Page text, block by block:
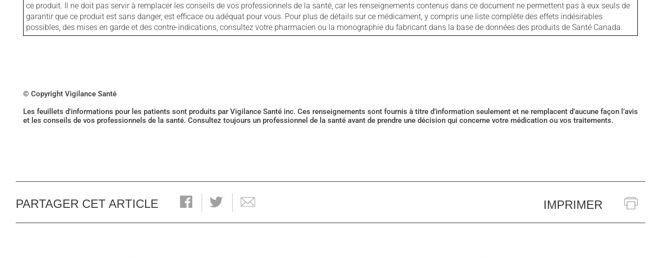
ce produit. Il ne doit pas servir à remplacer les conseils de vos professionnels de la santé, car les renseignements contenus dans ce document ne permettent pas à eux seuls de
garantir que ce produit est sans danger, est efficace ou adéquat pour vous. Pour plus de détails sur ce médicament, y compris une liste complète des effets indésirables
possibles, des mises en garde et des contre-indications, consultez votre pharmacien ou la monographie du fabricant dans la base de données des produits de Santé Canada.
© Copyright Vigilance Santé
Les feuillets d'informations pour les patients sont produits par Vigilance Santé inc. Ces renseignements sont fournis à titre d’information seulement et ne remplacent d’aucune façon l’avis
et les conseils de vos professionnels de la santé. Consultez toujours un professionnel de la santé avant de prendre une décision qui concerne votre médication ou vos traitements.
PARTAGER CET ARTICLE IMPRIMER